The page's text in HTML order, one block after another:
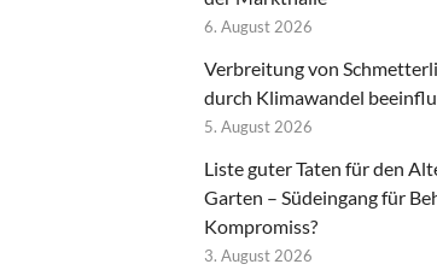
6. August 2026
Verbreitung von
durch Klimawandel
5. August 2026
Liste guter Taten für den
Garten – Südeingang für
Kompromiss?
3. August 2026